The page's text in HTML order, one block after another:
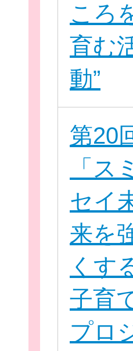
ころ
育む
動”
第20
「スミ
セイ
来を
くす
子育
プロ